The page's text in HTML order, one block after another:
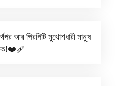
আর গিরগিটি মুখোশধারী মানুষ